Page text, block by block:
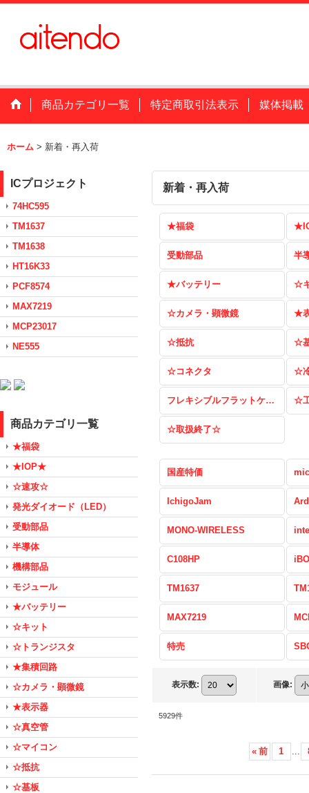
商品カテゴリ一覧 特定商取引法表示 媒体掲載
ホーム > 新着・再入荷
ICプロジェクト
74HC595
TM1637
TM1638
HT16K33
PCF8574
MAX7219
MCP23017
NE555
商品カテゴリ一覧
★福袋
★IOP★
☆速攻☆
発光ダイオード（LED）
受動部品
半導体
機構部品
モジュール
★バッテリー
☆キット
☆トランジスタ
★集積回路
☆カメラ・顕微鏡
★表示器
☆真空管
☆マイコン
☆抵抗
☆基板
新着・再入荷
★福袋
受動部品 半
★バッテリー ☆
☆カメラ・顕微鏡 ★
☆抵抗 ☆
☆コネクタ ☆
フレキシブルフラットケーブル（FFC） ☆
☆取扱終了☆
国産特価
IchigoJam
MONO-WIRELESS
C108HP
TM1637
MAX7219
特売
表示数: 画像:
5929件
« 前 1 ...